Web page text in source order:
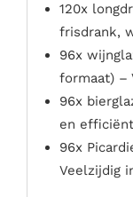
120x
frisdrank,
96x
formaat) –
96x
en
96x
Veelzijdig